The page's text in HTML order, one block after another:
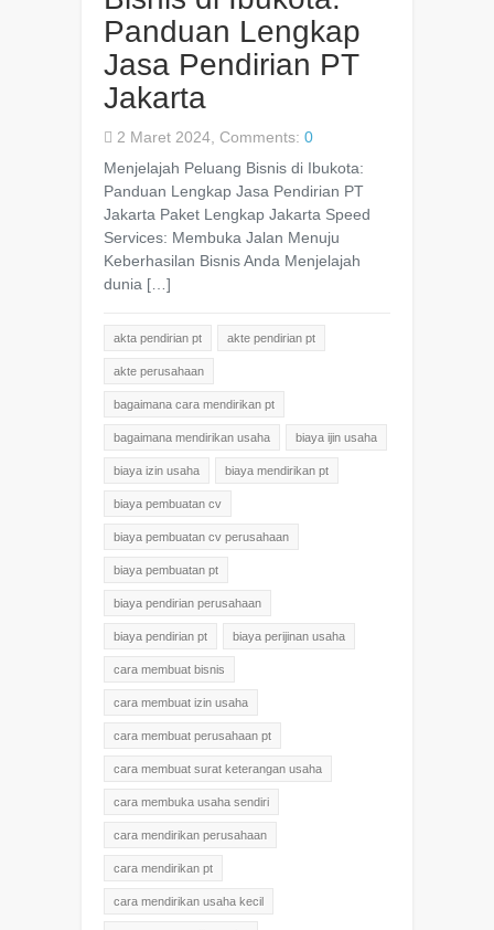
Panduan Lengkap
Jasa Pendirian PT
Jakarta
2 Maret 2024, Comments: 0
Menjelajah Peluang Bisnis di Ibukota:
Panduan Lengkap Jasa Pendirian PT
Jakarta Paket Lengkap Jakarta Speed
Services: Membuka Jalan Menuju
Keberhasilan Bisnis Anda Menjelajah
dunia […]
akta pendirian pt akte pendirian pt
akte perusahaan
bagaimana cara mendirikan pt
bagaimana mendirikan usaha biaya ijin usaha
biaya izin usaha biaya mendirikan pt
biaya pembuatan cv
biaya pembuatan cv perusahaan
biaya pembuatan pt
biaya pendirian perusahaan
biaya pendirian pt biaya perijinan usaha
cara membuat bisnis
cara membuat izin usaha
cara membuat perusahaan pt
cara membuat surat keterangan usaha
cara membuka usaha sendiri
cara mendirikan perusahaan
cara mendirikan pt
cara mendirikan usaha kecil